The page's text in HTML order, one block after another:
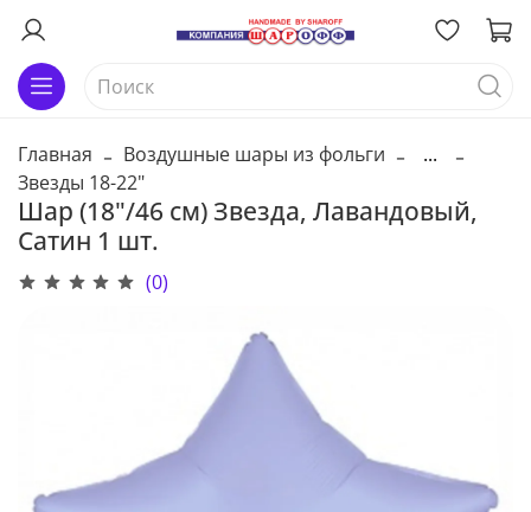
Главная Воздушные шары из фольги
...
Звезды 18-22"
Шар (18"/46 см) Звезда, Лавандовый,
Сатин 1 шт.
(0)